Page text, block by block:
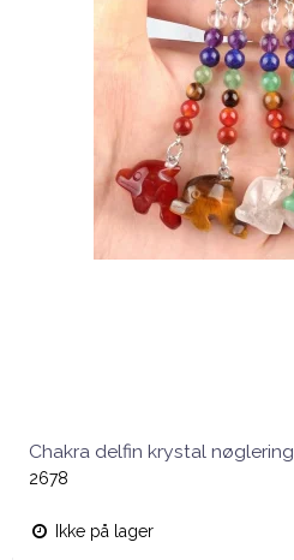
Chakra delfin krystal nøglering
2678
Ikke på lager